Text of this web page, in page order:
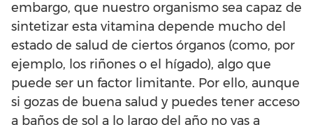
embargo, que nuestro organismo sea capaz de
sintetizar esta vitamina depende mucho del
estado de salud de ciertos órganos (como, por
ejemplo, los riñones o el hígado), algo que
puede ser un factor limitante. Por ello, aunque
si gozas de buena salud y puedes tener acceso
a baños de sol a lo largo del año no vas a